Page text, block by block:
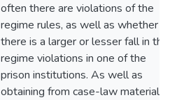
often there are violations of the
regime rules, as well as whether
there is a larger or lesser fall in the
regime violations in one of the
prison institutions. As well as
obtaining from case-law materials